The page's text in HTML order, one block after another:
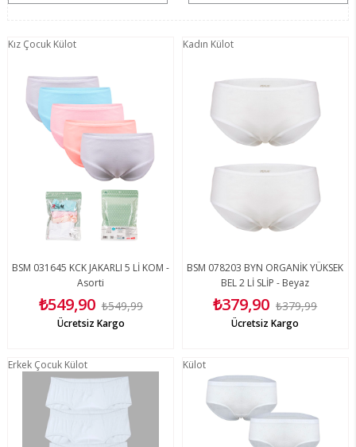
Kız Çocuk Külot
BSM 031645 KCK JAKARLI 5 Lİ KOM -
Asorti
₺549,90 ₺549,99
Ücretsiz Kargo
Kadın Külot
BSM 078203 BYN ORGANİK YÜKSEK
BEL 2 Lİ SLİP - Beyaz
₺379,90 ₺379,99
Ücretsiz Kargo
Erkek Çocuk Külot Külot